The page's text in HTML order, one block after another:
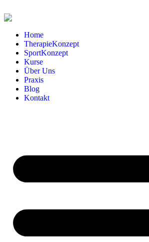
Home
TherapieKonzept
SportKonzept
Kurse
Über Uns
Praxis
Blog
Kontakt